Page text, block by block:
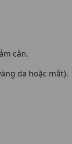
cân.
da hoặc mắt).